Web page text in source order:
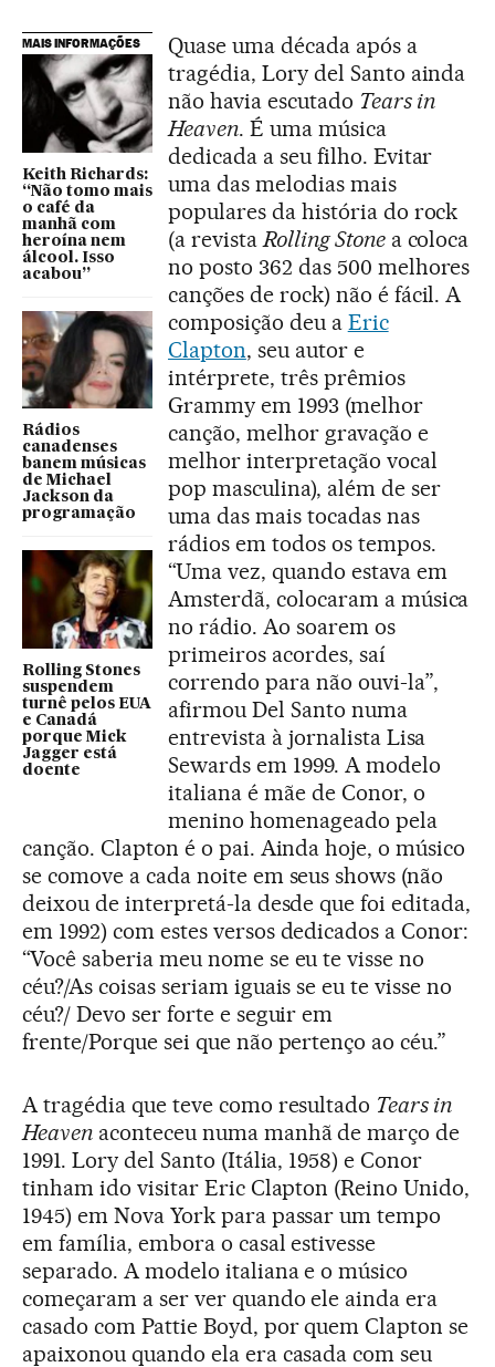
MAIS INFORMAÇÕES
Keith Richards:
“Não tomo mais
o café da
manhã com
heroína nem
álcool. Isso
acabou”
Rádios
canadenses
banem músicas
de Michael
Jackson da
programação
Rolling Stones
suspendem
turnê pelos EUA
e Canadá
porque Mick
Jagger está
doente
Quase uma década após a
tragédia, Lory del Santo ainda
não havia escutado Tears in
Heaven. É uma música
dedicada a seu filho. Evitar
uma das melodias mais
populares da história do rock
(a revistaRolling Stonea coloca
no posto 362 das 500 melhores
canções de rock) não é fácil. A
composição deu a Eric
Clapton, seu autor e
intérprete, três prêmios
Grammy em 1993 (melhor
canção, melhor gravação e
melhor interpretação vocal
pop masculina), além de ser
uma das mais tocadas nas
rádios em todos os tempos.
“Uma vez, quando estava em
Amsterdã, colocaram a música
no rádio. Ao soarem os
primeiros acordes, saí
correndo para não ouvi-la”,
afirmou Del Santo numa
entrevista à jornalista Lisa
Sewards em 1999. A modelo
italiana é mãe de Conor, o
menino homenageado pela
canção. Clapton é o pai. Ainda hoje, o músico
se comove a cada noite em seus shows (não
deixou de interpretá-la desde que foi editada,
em 1992) com estes versos dedicados a Conor:
“Você saberia meu nome se eu te visse no
céu?/As coisas seriam iguais se eu te visse no
céu?/ Devo ser forte e seguir em
frente/Porque sei que não pertenço ao céu.”
A tragédia que teve como resultado Tears in
Heavenaconteceu numa manhã de março de
1991. Lory del Santo (Itália, 1958) e Conor
tinham ido visitar Eric Clapton (Reino Unido,
1945) em Nova York para passar um tempo
em família, embora o casal estivesse
separado. A modelo italiana e o músico
começaram a ser ver quando ele ainda era
casado com Pattie Boyd, por quem Clapton se
apaixonou quando ela era casada com seu